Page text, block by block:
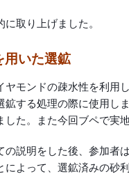
取り上げました。
用いた選鉱
ヤモンドの疎水性を利用
する処理の際に使用し
た。また今回ブペで実
の説明をした後、参加者
によって、選鉱済みの砂